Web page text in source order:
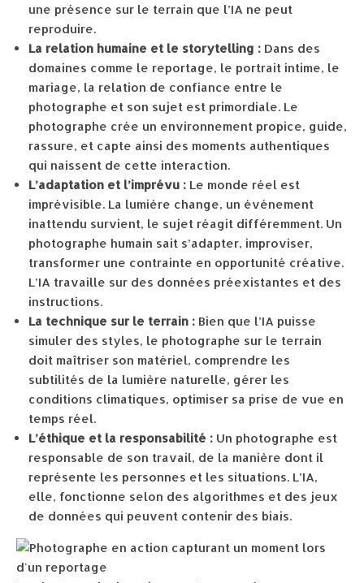
une présence sur le terrain que l’IA ne peut
reproduire.
La relation humaine et le storytelling : Dans des
domaines comme le reportage, le portrait intime, le
mariage, la relation de confiance entre le
photographe et son sujet est primordiale. Le
photographe crée un environnement propice, guide,
rassure, et capte ainsi des moments authentiques
qui naissent de cette interaction.
L’adaptation et l’imprévu : Le monde réel est
imprévisible. La lumière change, un événement
inattendu survient, le sujet réagit différemment. Un
photographe humain sait s’adapter, improviser,
transformer une contrainte en opportunité créative.
L’IA travaille sur des données préexistantes et des
instructions.
La technique sur le terrain : Bien que l’IA puisse
simuler des styles, le photographe sur le terrain
doit maîtriser son matériel, comprendre les
subtilités de la lumière naturelle, gérer les
conditions climatiques, optimiser sa prise de vue en
temps réel.
L’éthique et la responsabilité : Un photographe est
responsable de son travail, de la manière dont il
représente les personnes et les situations. L’IA,
elle, fonctionne selon des algorithmes et des jeux
de données qui peuvent contenir des biais.